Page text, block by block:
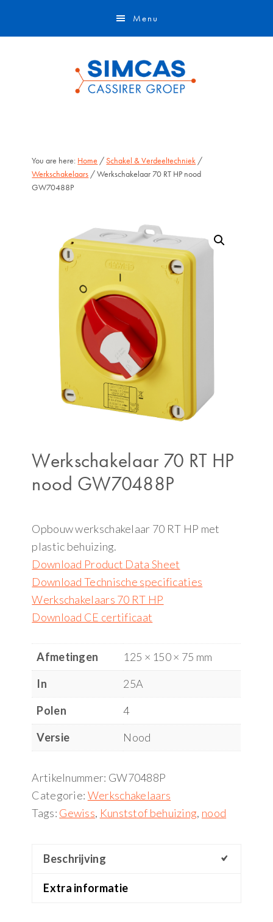
Menu
You are here: Home /Schakel & Verdeeltechniek /
Werkschakelaars / Werkschakelaar 70 RT HP nood
GW70488P
Werkschakelaar 70 RT HP
nood GW70488P
Opbouw werkschakelaar 70 RT HP met
plastic behuizing.
Download Product Data Sheet
Download Technische specificaties
Werkschakelaars 70 RT HP
Download CE certificaat
Afmetingen
125 × 150 × 75 mm
In
25A
Polen
4
Versie
Nood
Artikelnummer: GW70488P
Categorie: Werkschakelaars
Tags: Gewiss, Kunststof behuizing, nood
Beschrijving
Extra informatie